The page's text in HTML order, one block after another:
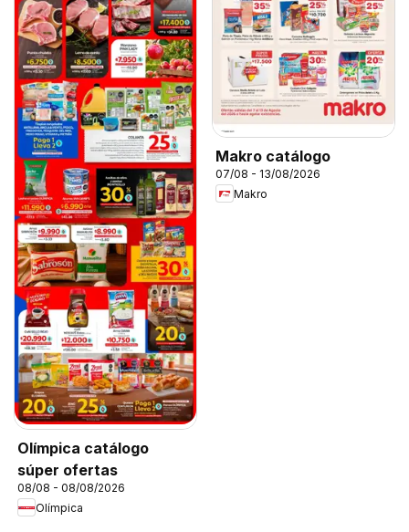
Olímpica catálogo
súper ofertas
08/08 - 08/08/2026
Olímpica
Makro catálogo
07/08 - 13/08/2026
Makro